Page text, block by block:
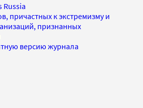
Russia
причастных к экстремизму и
признанных
версию журнала